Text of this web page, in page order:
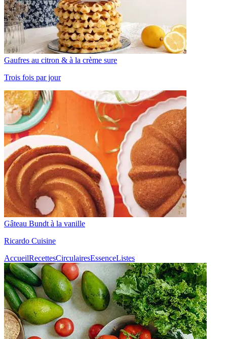
Gaufres au citron & à la crème sure
Trois fois par jour
Gâteau Bundt à la vanille
Ricardo Cuisine
AccueilRecettesCirculairesEssenceListes